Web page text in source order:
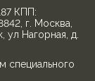
КПП:
г. Москва,
ул Нагорная, д.
специального